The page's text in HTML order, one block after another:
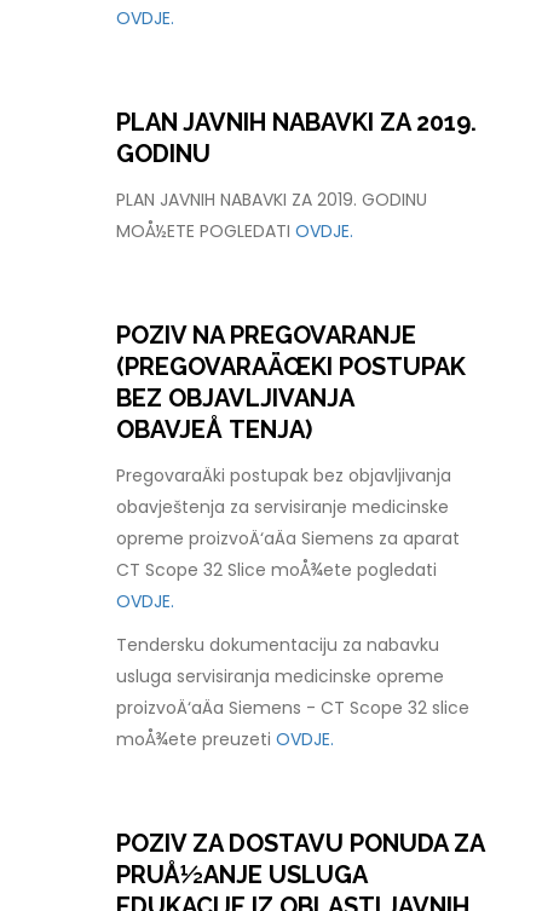
OVDJE.
PLAN JAVNIH NABAVKI ZA 2019.
GODINU
PLAN JAVNIH NABAVKI ZA 2019. GODINU
MOÅ½ETE POGLEDATIOVDJE.
POZIV NA PREGOVARANJE
(PREGOVARAÄŒKI POSTUPAK
BEZ OBJAVLJIVANJA
OBAVJEÅ TENJA)
PregovaraÄki postupak bez objavljivanja
obavještenja za servisiranje medicinske
opreme proizvoÄ‘aÄa Siemens za aparat
CT Scope 32 Slice moÅ¾ete pogledati
OVDJE.
Tendersku dokumentaciju za nabavku
usluga servisiranja medicinske opreme
proizvoÄ‘aÄa Siemens - CT Scope 32 slice
moÅ¾ete preuzetiOVDJE.
POZIV ZA DOSTAVU PONUDA ZA
PRUÅ½ANJE USLUGA